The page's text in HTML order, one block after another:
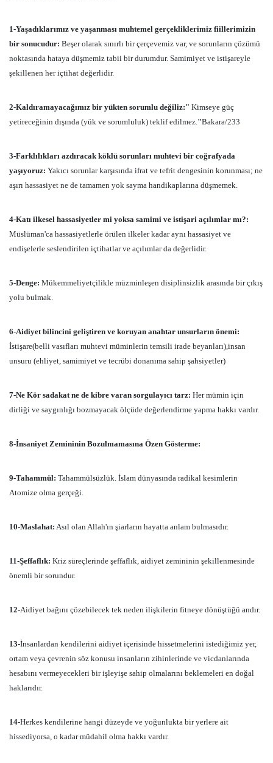
1-Yaşadıklarımız ve yaşanması muhtemel gerçekliklerimiz fiillerimizin
bir sonucudur: Beşer olarak sınırlı bir çerçevemiz var, ve sorunların çözümü
noktasında hataya düşmemiz tabii bir durumdur. Samimiyet ve istişareyle
şekillenen her içtihat değerlidir.
2-Kaldıramayacağımız bir yükten sorumlu değiliz:" Kimseye güç
yetireceğinin dışında (yük ve sorumluluk) teklif edilmez."Bakara/233
3-Farklılıkları azdıracak köklü sorunları muhtevi bir coğrafyada
yaşıyoruz: Yakıcı sorunlar karşısında ifrat ve tefrit dengesinin korunması; ne
aşırı hassasiyet ne de tamamen yok sayma handikaplarına düşmemek.
4-Katı ilkesel hassasiyetler mi yoksa samimi ve istişari açılımlar mı?:
Müslüman'ca hassasiyetlerle örülen ilkeler kadar aynı hassasiyet ve
endişelerle seslendirilen içtihatlar ve açılımlar da değerlidir.
5-Denge: Mükemmeliyetçilikle müzminleşen disiplinsizlik arasında bir çıkış
yolu bulmak.
6-Aidiyet bilincini geliştiren ve koruyan anahtar unsurların önemi:
İstişare(belli vasıfları muhtevi müminlerin temsili irade beyanları),insan
unsuru (ehliyet, samimiyet ve tecrübi donanıma sahip şahsiyetler)
7-Ne Kör sadakat ne de kibre varan sorgulayıcı tarz: Her mümin için
dirliği ve saygınlığı bozmayacak ölçüde değerlendirme yapma hakkı vardır.
8-İnsaniyet Zemininin Bozulmamasına Özen Gösterme:
9-Tahammül: Tahammülsüzlük. İslam dünyasında radikal kesimlerin
Atomize olma gerçeği.
10-Maslahat: Asıl olan Allah'ın şiarların hayatta anlam bulmasıdır.
11-Şeffaflık: Kriz süreçlerinde şeffaflık, aidiyet zemininin şekillenmesinde
önemli bir sorundur.
12-Aidiyet bağını çözebilecek tek neden ilişkilerin fitneye dönüştüğü andır.
13-İnsanlardan kendilerini aidiyet içerisinde hissetmelerini istediğimiz yer,
ortam veya çevrenin söz konusu insanların zihinlerinde ve vicdanlarında
hesabını vermeyecekleri bir işleyişe sahip olmalarını beklemeleri en doğal
haklarıdır.
14-Herkes kendilerine hangi düzeyde ve yoğunlukta bir yerlere ait
hissediyorsa, o kadar müdahil olma hakkı vardır.